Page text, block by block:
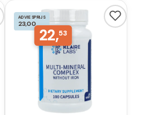
ADVIESPRIJS
23,00
22,53